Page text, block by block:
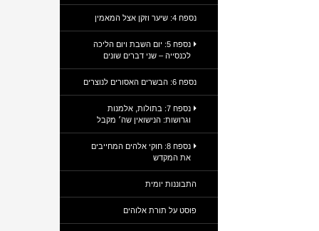
נספח 4: שיער וזקן אצל המאמין
נספח 5: יום השבת ויום הליכה
לכנסייה – שני דברים שונים
נספח 6: הבשרים האסורים לנוצרים
נספח 7: בתולות, אלמנות
וגרושות: הנישואין שה׳ מקבל
נספח 8: חוקי אלהים המחייבים
את המקדש
התבוננות יומית
פוסט על תורת אלוהים